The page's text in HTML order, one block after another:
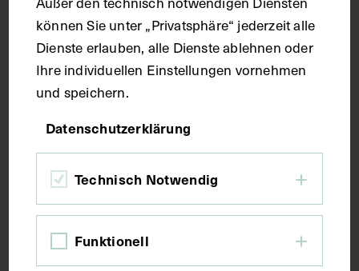
Kurzbeschreibung
Das vom Herzbeutel (Pericardium) überzogene Herz,
von vorne. Große Gefäße des Herzens – obere und
untere Hohlvene (Vena cava superior und Vena cava
deren Nahebeziehung zur Luftröhre (Trachea).
Schlagwörter
können Sie unter „Privatsphäre“ jederzeit alle
Dienste erlauben, alle Dienste ablehnen oder
Ihre individuellen Einstellungen vornehmen
und speichern.
Datenschutzerklärung
Technisch Notwendig
Funktionell